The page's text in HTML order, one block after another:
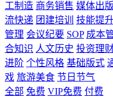
工制造 商务销售 媒体出版
流快递 团建培训 技能提
管理 会议纪要 SOP 成本
合知识 人文历史 投资理
进阶 个性风格 基础版式
戏 旅游美食 节日节气
全部 免费 VIP免费 付费